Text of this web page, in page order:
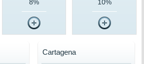
8% 10%
Cartagena